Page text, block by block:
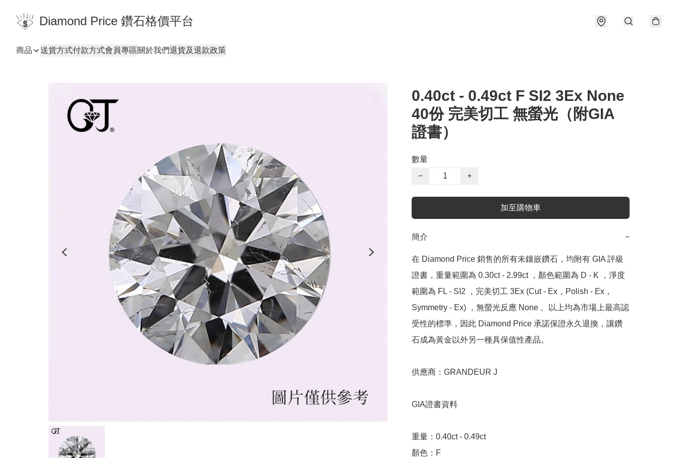
Diamond Price 鑽石格價平台
商品 送貨方式付款方式會員專區關於我們退貨及退款政策
0.40ct - 0.49ct F SI2 3Ex None
40份 完美切工 無螢光（附GIA
證書）
數量
−
+
加至購物車
簡介 −
在 Diamond Price 銷售的所有未鑲嵌鑽石，均附有 GIA 評級
證書，重量範圍為 0.30ct - 2.99ct ，顏色範圍為 D - K ，淨度
範圍為 FL - SI2 ，完美切工 3Ex (Cut - Ex，Polish - Ex，
Symmetry - Ex) ，無螢光反應 None 。以上均為市場上最高認
受性的標準，因此 Diamond Price 承諾保證永久退換，讓鑽
石成為黃金以外另一種具保值性產品。
供應商：GRANDEUR J
GIA證書資料
重量：0.40ct - 0.49ct
顏色：F